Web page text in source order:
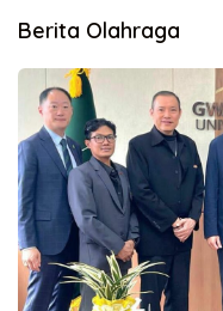
Berita Olahraga